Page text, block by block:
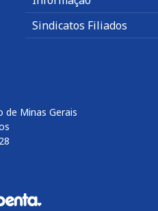
Sindicatos Filiados
de Minas Gerais